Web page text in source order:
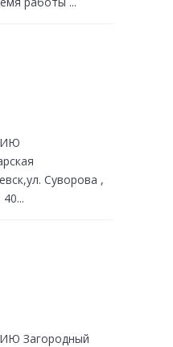
Суворова ,
Загородный